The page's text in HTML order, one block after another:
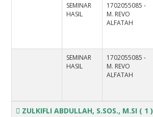
SEMINAR
HASIL
1702055085 -
M. REVO
ALFATAH
SEMINAR
HASIL
1702055085 -
M. REVO
ALFATAH
ZULKIFLI ABDULLAH, S.SOS., M.SI ( 1 )